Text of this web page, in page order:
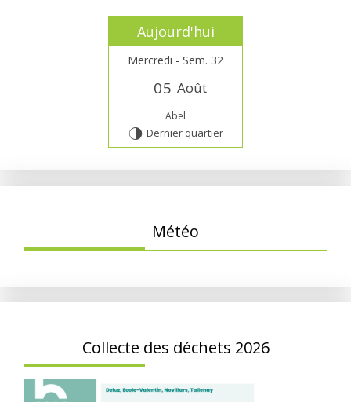
Aujourd'hui
Mercredi - Sem. 32
05 Août
Abel
T Dernier quartier
Météo
Collecte des déchets 2026